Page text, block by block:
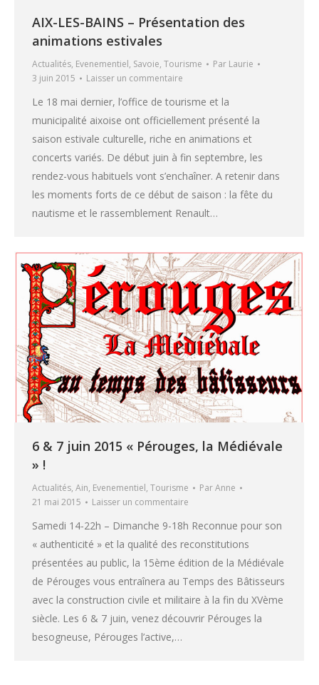
AIX-LES-BAINS – Présentation des
animations estivales
Actualités, Evenementiel, Savoie, Tourisme Par Laurie
3 juin 2015
Laisser un commentaire
Le 18 mai dernier, l’office de tourisme et la
municipalité aixoise ont officiellement présenté la
saison estivale culturelle, riche en animations et
concerts variés. De début juin à fin septembre, les
rendez-vous habituels vont s’enchaîner. A retenir dans
les moments forts de ce début de saison : la fête du
nautisme et le rassemblement Renault…
6 & 7 juin 2015 « Pérouges, la Médiévale
» !
Actualités, Ain, Evenementiel, Tourisme ParAnne
21 mai 2015
Laisser un commentaire
Samedi 14-22h – Dimanche 9-18h Reconnue pour son
« authenticité » et la qualité des reconstitutions
présentées au public, la 15ème édition de la Médiévale
de Pérouges vous entraînera au Temps des Bâtisseurs
avec la construction civile et militaire à la fin du XVème
siècle. Les 6 & 7 juin, venez découvrir Pérouges la
besogneuse, Pérouges l’active,…